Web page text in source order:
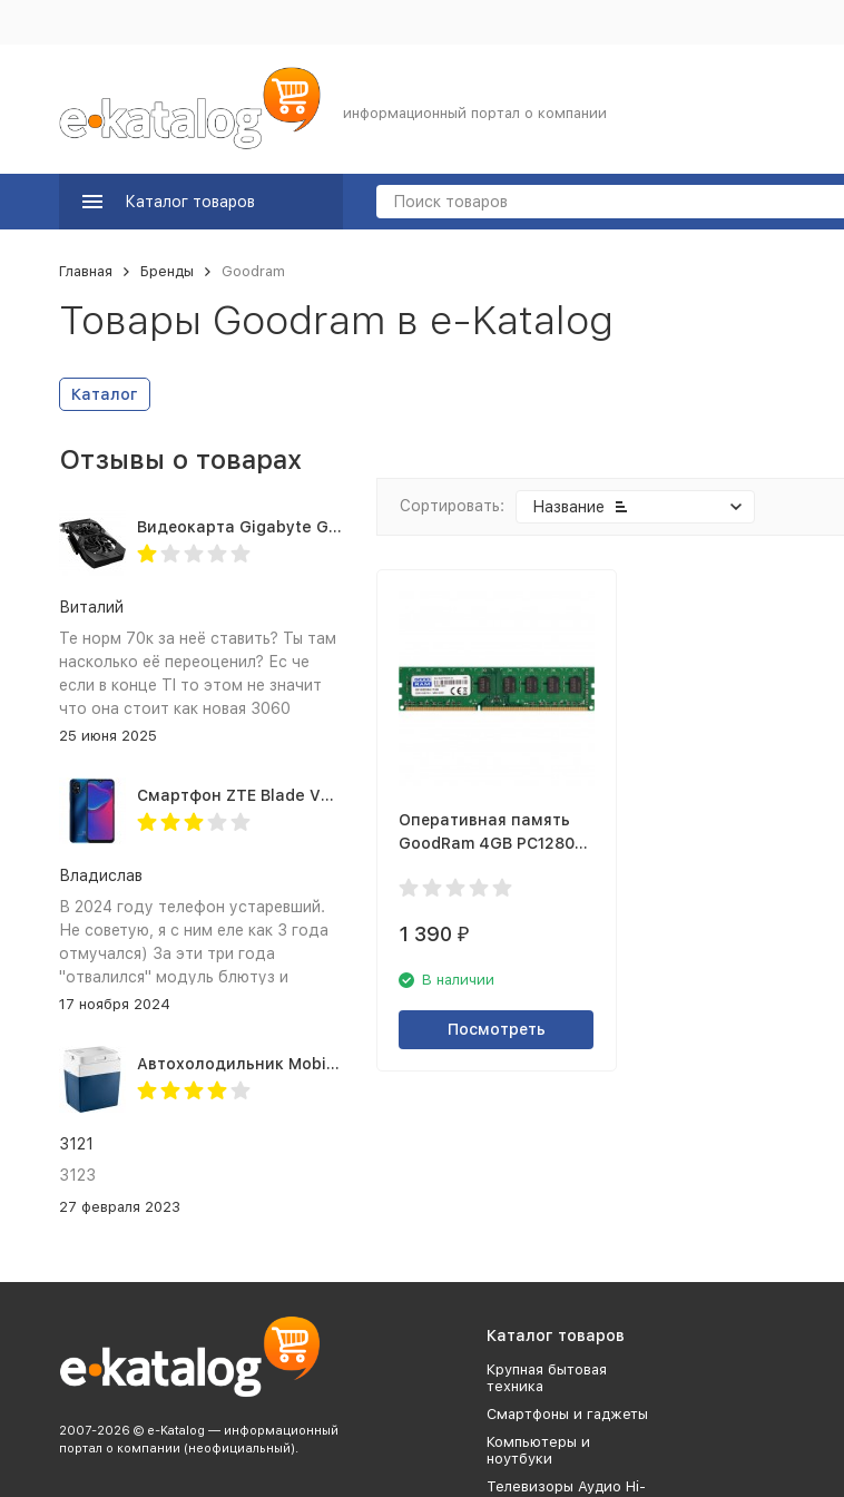
информационный портал о компании
Каталог товаров
Главная Бренды Goodram
Товары Goodram в e-Katalog
Каталог
Сортировать: Название
Оперативная память
GoodRam 4GB PC12800
GR1600D364L11S/4G
1 390 ₽
В наличии
Посмотреть
Отзывы о товарах
Видеокарта Gigabyte GTX1660TI 6GB (GV-N166TOC-6GD 1.0A)
Виталий
Те норм 70к за неё ставить? Ты там
насколько её переоценил? Ес че
если в конце TI то этом не значит
что она стоит как новая 3060
25 июня 2025
Смартфон ZTE Blade V2020 Smart 64 Гб синий
Владислав
В 2024 году телефон устаревший.
Не советую, я с ним еле как 3 года
отмучался) За эти три года
"отвалился" модуль блютуз и
сканер отпечатка пальца
17 ноября 2024
Автохолодильник Mobicool MV26 AC/DC
3121
3123
27 февраля 2023
2007-2026 © e-Katalog — информационный
портал о компании (неофициальный).
Каталог товаров
Крупная бытовая
техника
Смартфоны и гаджеты
Компьютеры и
ноутбуки
Телевизоры Аудио Hi-